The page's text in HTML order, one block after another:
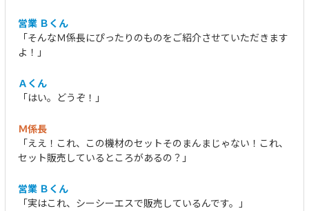
営業 Ｂくん
「そんなＭ係長にぴったりのものをご紹介させていただきます
よ！」
Ａくん
「はい。どうぞ！」
Ｍ係長
「ええ！これ、この機材のセットそのまんまじゃない！これ、
セット販売しているところがあるの？」
営業 Ｂくん
「実はこれ、シーシーエスで販売しているんです。」